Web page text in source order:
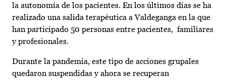
la autonomía de los pacientes. En los últimos días se ha
realizado una salida terapéutica a Valdeganga en la que
han participado 50 personas entre pacientes, familiares
y profesionales.
Durante la pandemia, este tipo de acciones grupales
quedaron suspendidas y ahora se recuperan